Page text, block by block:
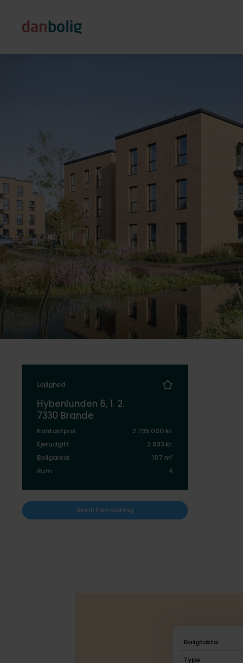
Lejlighed
Hybenlunden 6, 1. 2.
7330 Brande
Kontantpris
2.795.000 kr.
Ejerudgift
2.533 kr.
Boligareal
107 m²
Rum
4
Bestil fremvisning
Boligfakta
Type